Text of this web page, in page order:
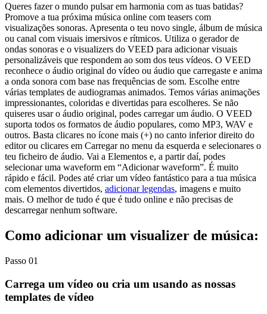
Queres fazer o mundo pulsar em harmonia com as tuas batidas?
Promove a tua próxima música online com teasers com
visualizações sonoras. Apresenta o teu novo single, álbum de música
ou canal com visuais imersivos e rítmicos. Utiliza o gerador de
ondas sonoras e o visualizers do VEED para adicionar visuais
personalizáveis que respondem ao som dos teus vídeos. O VEED
reconhece o áudio original do vídeo ou áudio que carregaste e anima
a onda sonora com base nas frequências de som. Escolhe entre
várias templates de audiogramas animados. Temos várias animações
impressionantes, coloridas e divertidas para escolheres. Se não
quiseres usar o áudio original, podes carregar um áudio. O VEED
suporta todos os formatos de áudio populares, como MP3, WAV e
outros. Basta clicares no ícone mais (+) no canto inferior direito do
editor ou clicares em Carregar no menu da esquerda e selecionares o
teu ficheiro de áudio. Vai a Elementos e, a partir daí, podes
selecionar uma waveform em “Adicionar waveform”. É muito
rápido e fácil. Podes até criar um vídeo fantástico para a tua música
com elementos divertidos, adicionar legendas, imagens e muito
mais. O melhor de tudo é que é tudo online e não precisas de
descarregar nenhum software.
Como adicionar um visualizer de música:
Passo 01
Carrega um vídeo ou cria um usando as nossas
templates de vídeo